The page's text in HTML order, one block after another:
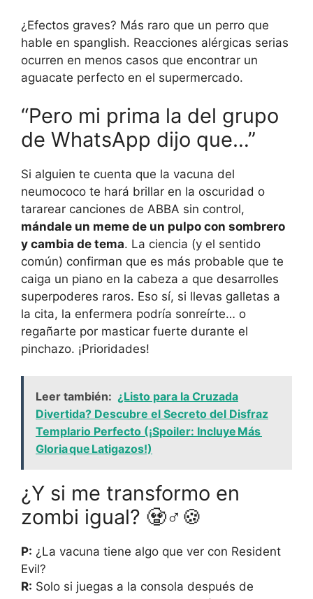
¿Efectos graves? Más raro que un perro que
hable en spanglish. Reacciones alérgicas serias
ocurren en menos casos que encontrar un
aguacate perfecto en el supermercado.
“Pero mi prima la del grupo
de WhatsApp dijo que…”
Si alguien te cuenta que la vacuna del
neumococo te hará brillar en la oscuridad o
tararear canciones de ABBA sin control,
mándale un meme de un pulpo con sombrero
y cambia de tema. La ciencia (y el sentido
común) confirman que es más probable que te
caiga un piano en la cabeza a que desarrolles
superpoderes raros. Eso sí, si llevas galletas a
la cita, la enfermera podría sonreírte… o
regañarte por masticar fuerte durante el
pinchazo. ¡Prioridades!
Leer también: ¿Listo para la Cruzada
Divertida? Descubre el Secreto del Disfraz
Templario Perfecto (¡Spoiler: Incluye Más
Gloria que Latigazos!)
¿Y si me transformo en
zombi igual? 🧟♂️🍪
P: ¿La vacuna tiene algo que ver con Resident
Evil?
R: Solo si juegas a la consola después de